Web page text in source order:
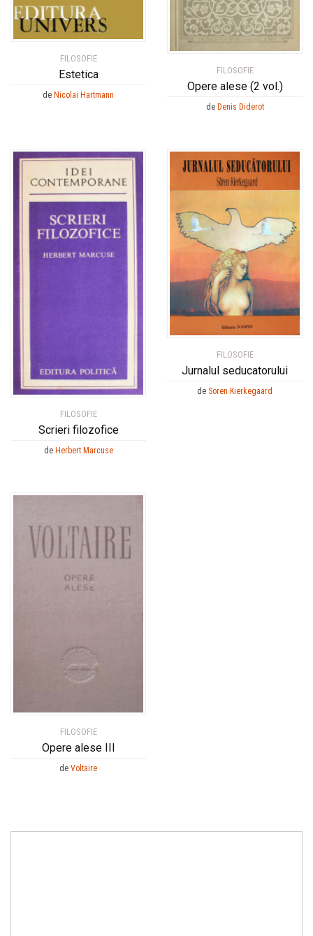
FILOSOFIE
Estetica
de Nicolai Hartmann
FILOSOFIE
Opere alese (2 vol.)
de Denis Diderot
FILOSOFIE
Scrieri filozofice
de Herbert Marcuse
FILOSOFIE
Jurnalul seducatorului
de Soren Kierkegaard
FILOSOFIE
Opere alese III
de Voltaire